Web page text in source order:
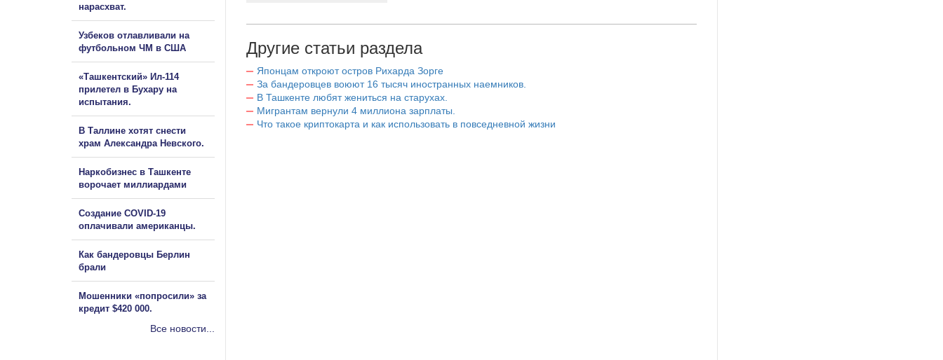
Другие статьи раздела
Японцам откроют остров Рихарда Зорге
За бандеровцев воюют 16 тысяч иностранных наемников.
В Ташкенте любят жениться на старухах.
Мигрантам вернули 4 миллиона зарплаты.
Что такое криптокарта и как использовать в повседневной жизни
нарасхват.
Узбеков отлавливали на
футбольном ЧМ в США
«Ташкентский» Ил-114
прилетел в Бухару на
испытания.
В Таллине хотят снести
храм Александра Невского.
Наркобизнес в Ташкенте
ворочает миллиардами
Создание COVID-19
оплачивали американцы.
Как бандеровцы Берлин
брали
Мошенники «попросили» за
кредит $420 000.
Все новости...